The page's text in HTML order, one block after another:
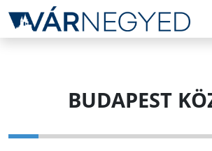
BUDAPEST